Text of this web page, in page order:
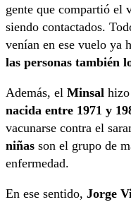
gente que compartió el
siendo contactados.
venían en ese vuelo ya
las personas también
Además, el Minsal
nacida entre 1971 y
vacunarse contra el
niñas son el grupo de
enfermedad.
En ese sentido, Jorge